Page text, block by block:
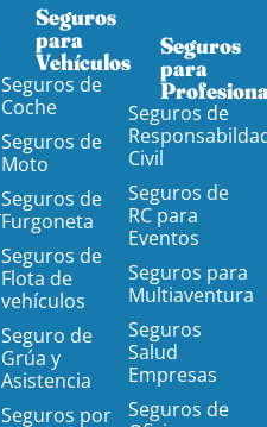
Seguros
para
Vehículos​
Seguros de
Coche
Seguros de
Moto
Seguros de
Furgoneta
Seguros de
Flota de
vehículos
Seguro de
Grúa y
Asistencia
Seguros por
Seguros
para
Seguros de
Civil
Seguros de
RC para
Eventos
Seguros para
Multiaventura
Seguros
Salud
Empresas
Seguros de